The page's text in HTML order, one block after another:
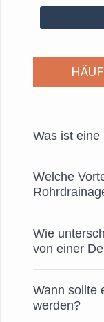
Was ist
Welche
Wie
von einer
Wann sollte
werden?